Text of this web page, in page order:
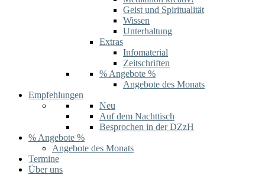
Geist und Spiritualität
Wissen
Unterhaltung
Extras
Infomaterial
Zeitschriften
% Angebote %
Angebote des Monats
Empfehlungen
Neu
Auf dem Nachttisch
Besprochen in der DZzH
% Angebote %
Angebote des Monats
Termine
Über uns